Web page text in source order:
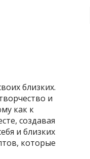
близких.
и
как к
создавая
и близких
которые